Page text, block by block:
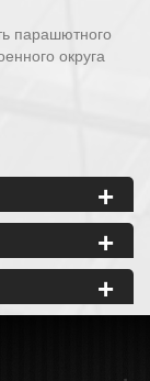
парашютного
округа
+
+
+